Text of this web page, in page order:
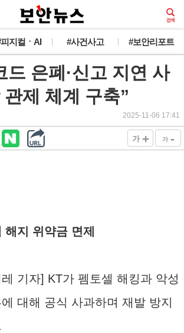
지컬ㆍAI #사건사고 #보안리포트
드 은폐·신고 지연 사
제 체계 구축”
2025-11-06 17:41
가 + 가 -
지 위약금 면제
기자] KT가 펨토셀 해킹과 악성
대해 공식 사과하며 재발 방지